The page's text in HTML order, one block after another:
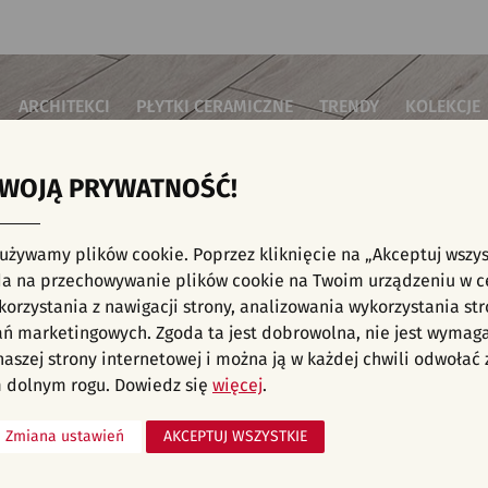
ARCHITEKCI PŁYTKI CERAMICZNE TRENDY KOLEKCJE
do sypialni
kuchenne
łazienkowe
na schody
na taras
komercyjne
Płytki ścienne
Płytki cegiełki
Płytki drewnopodobne
Płytki heksagonalne
Płytki jodełka
Płytki kamienne
Płytki kolorowe
Płytki
Płytki we
KAFELKI - INWESTYCJE, SYPIALNIA,
aranżacji spełniających wybrane filtry. Przejdź do pełnejoferty
PRYWATNOŚĆ!
plików cookie. Poprzez kliknięcie na „Akceptuj
na przechowywanie plików cookie na Twoim urządzeniu w
z nawigacji strony, analizowania wykorzystania
marketingowych. Zgoda ta jest dobrowolna, nie jest
strony internetowej i można ją w każdej chwili odwołać
dolnym rogu. Dowiedz się więcej.
Zmiana ustawień AKCEPTUJ WSZYSTKIE